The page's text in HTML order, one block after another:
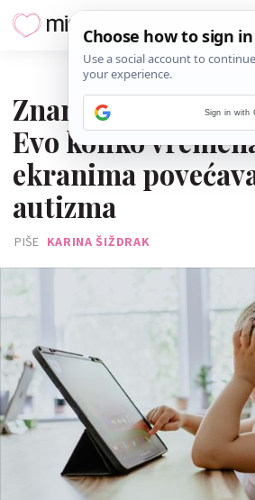
Znanstvenici su
Evo koliko
ekranima
autizma
PIŠE KARINA ŠIŽDRAK
Sign in with